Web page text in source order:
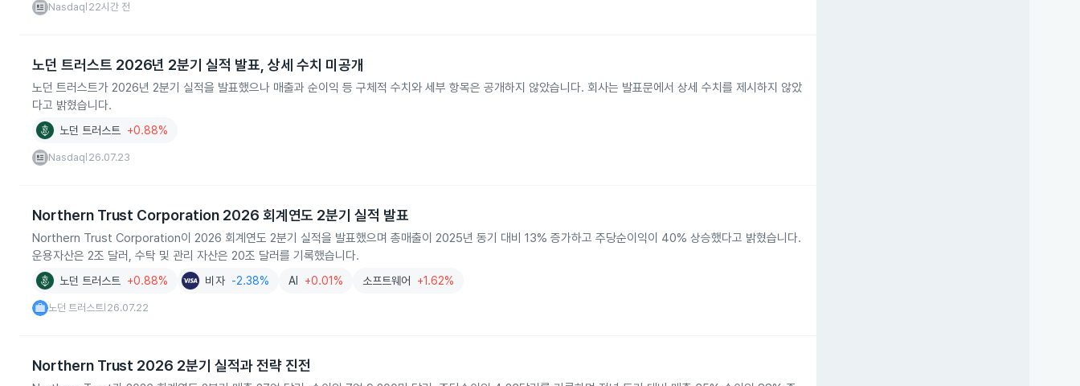
Nasdaq 22시간 전
노던 트러스트 2026년 2분기 실적 발표, 상세 수치 미공개
노던 트러스트가 2026년 2분기 실적을 발표했으나 매출과 순이익 등 구체적 수치와 세부 항목은 공개하지 않았습니다. 회사는 발표문에서 상세 수치를 제시하지 않았
다고 밝혔습니다.
노던 트러스트 +0.88%
Nasdaq 26.07.23
Northern Trust Corporation 2026 회계연도 2분기 실적 발표
Northern Trust Corporation이 2026 회계연도 2분기 실적을 발표했으며 총매출이 2025년 동기 대비 13% 증가하고 주당순이익이 40% 상승했다고 밝혔습니다.
운용자산은 2조 달러, 수탁 및 관리 자산은 20조 달러를 기록했습니다.
노던 트러스트 +0.88% 비자 -2.38% AI +0.01% 소프트웨어 +1.62%
노던 트러스트 26.07.22
Northern Trust 2026 2분기 실적과 전략 진전